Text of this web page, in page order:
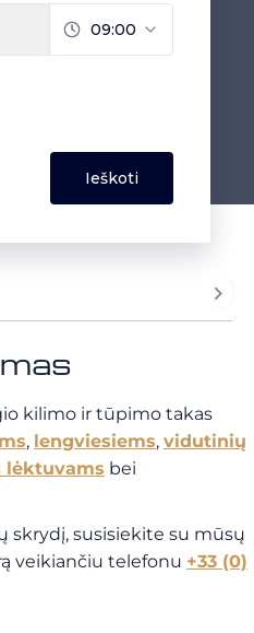
kilimo ir tūpimo takas
, lengviesiems, vidutinių
lėktuvams bei
skrydį, susisiekite su mūsų
veikiančiu telefonu +33 (0)